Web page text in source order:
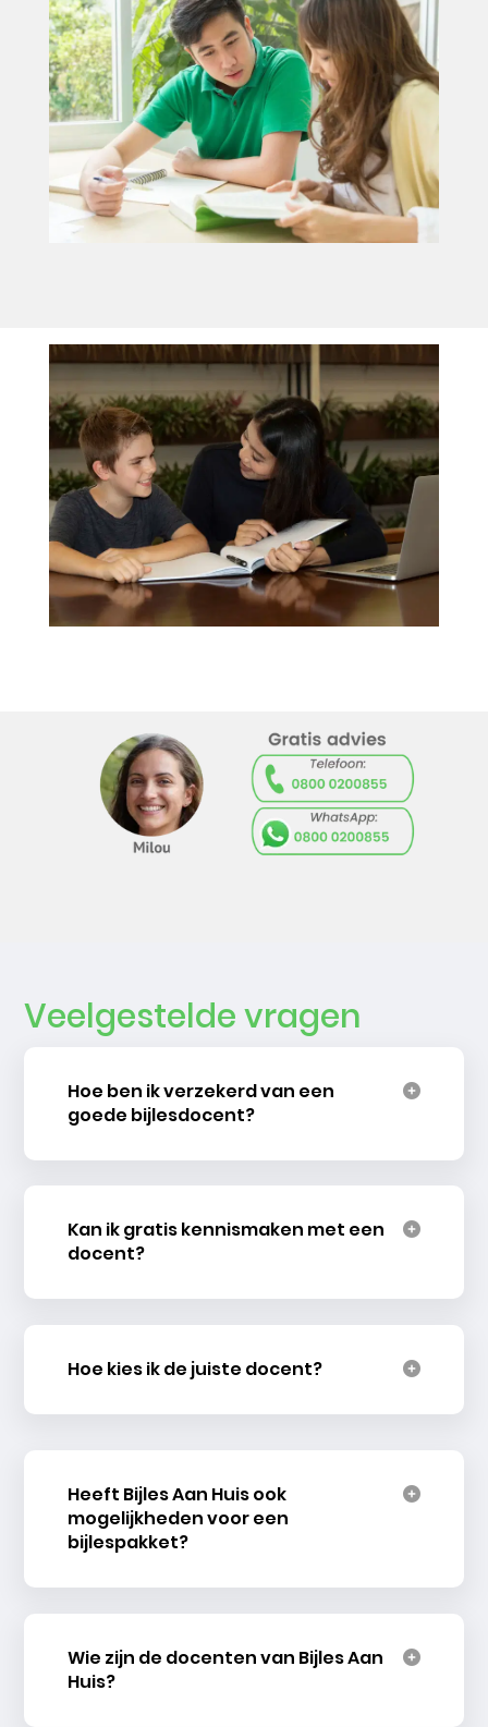
Veelgestelde vragen
Hoe ben ik verzekerd van een
goede bijlesdocent?
Kan ik gratis kennismaken met een
docent?
Hoe kies ik de juiste docent?
Heeft Bijles Aan Huis ook
mogelijkheden voor een
bijlespakket?
Wie zijn de docenten van Bijles Aan
Huis?